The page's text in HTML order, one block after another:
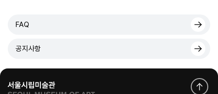
FAQ
공지사항